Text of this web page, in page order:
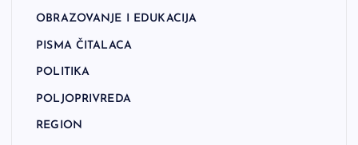
OBRAZOVANJE I EDUKACIJA
PISMA ČITALACA
POLITIKA
POLJOPRIVREDA
REGION